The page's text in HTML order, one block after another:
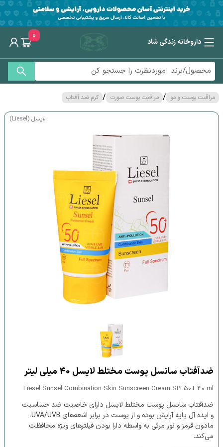
داروخانه زندگی شاد
0
مراقبت پوست و مو / مراقبت پوست صورت / کرم ضد آفتاب
لایسل (Liesel)
ضدآفتاب سانسل پوست مختلط لایسل 40 میلی لیتر
Liesel Sunsel Combination Skin Sunscreen Cream SPF50+ 40 ml
ضدآفتاب سانسل پوست مختلط لایسل دارای خاصیت ضد حساسیت
و ایده آل پایه آرایش بوده و از پوست در برابر اشعه‌های UVA/UVB،
مادون قرمز و نور مرئی به واسطه دارا بودن فیلترهای ویژه محافظت
می‌کند.